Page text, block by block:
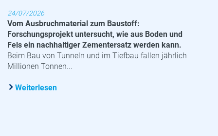
24/07/2026
Vom Ausbruchmaterial zum Baustoff:
Forschungsprojekt untersucht, wie aus Boden und
Fels ein nachhaltiger Zementersatz werden kann.
Beim Bau von Tunneln und im Tiefbau fallen jährlich
Millionen Tonnen...
Weiterlesen